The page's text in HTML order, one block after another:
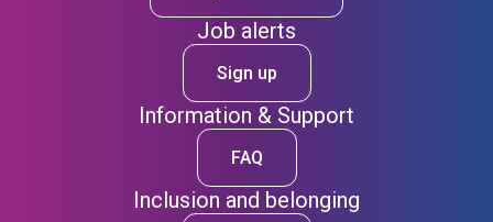
Job alerts
Sign up
Information & Support
FAQ
Inclusion and belonging